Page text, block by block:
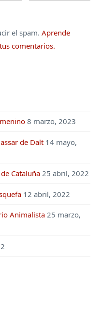
el spam.Aprende
comentarios.
8 marzo, 2023
de Dalt 14 mayo,
Cataluña 25 abril, 2022
12 abril, 2022
Animalista 25 marzo,